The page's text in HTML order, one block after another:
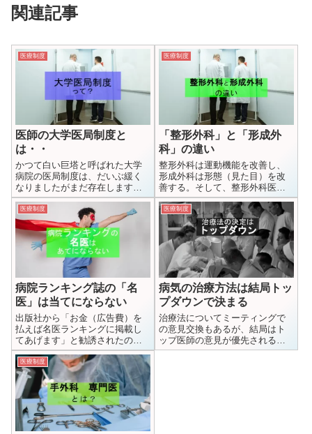
関連記事
医療制度
医師の大学医局制度と
は・・
かつて白い巨塔と呼ばれた大学
病院の医局制度は、だいぶ緩く
なりましたがまだ存在します。
長所・短所ともにありますが、
これからも存続し続けるでしょ
う。
医療制度
「整形外科」と「形成外
科」の違い
整形外科は運動機能を改善し、
形成外科は形態（見た目）を改
善する。そして、整形外科医は
海外では「手術中心」だが、日
本では「手術も保存治療も」実
施する
医療制度
病院ランキング誌の「名
医」は当てにならない
出版社から「お金（広告費）を
払えば名医ランキングに掲載し
てあげます」と勧誘されたの
で、名医ランキングは当てにな
らない。自分で信頼できる医師
を見つけましょう
医療制度
病気の治療方法は結局トッ
プダウンで決まる
治療法についてミーティングで
の意見交換もあるが、結局はト
ップ医師の意見が優先されるこ
とが多く、科学的かつ患者ニー
医療制度